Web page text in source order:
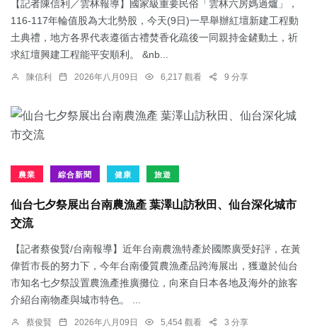
【記者陳信利／雲林報導】國家級重要民俗「雲林六房媽過爐」，
116-117年輪值股為大北勢股，今天(9日)一早舉辦紅壇新建工程動
土典禮，地方各界代表遵循古禮焚香化疏後一同親持金鏟動土，祈
求紅壇興建工程能平安順利。 &nb...
陳信利 2026年八月09日 6,217 觀看 9 分享
農業 綜合新聞 健康 旅遊
仙台七夕祭展出台南農漁產 葉澤山訪秋田、仙台深化城市
交流
【記者蔡俊賢/台南報導】近年台南農漁特產於國際廣受好評，在黃
偉哲市長的努力下，今年台南優質農漁產品跨海展出，獲邀於仙台
市知名七夕祭設置農漁產推廣攤位，向來自日本各地及海外的旅客
介紹台南物產與城市特色。 ...
蔡俊賢 2026年八月09日 5,454 觀看 3 分享